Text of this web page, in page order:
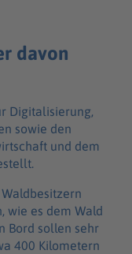
davon
Digitalisierung,
sowie den
und dem
wie es dem Wald
Bord sollen sehr
400 Kilometern